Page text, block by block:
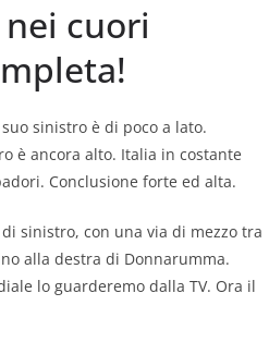
cuori
sinistro è di poco a lato.
è ancora alto. Italia in costante
Conclusione forte ed alta.
sinistro, con una via di mezzo tra
alla destra di Donnarumma.
lo guarderemo dalla TV. Ora il